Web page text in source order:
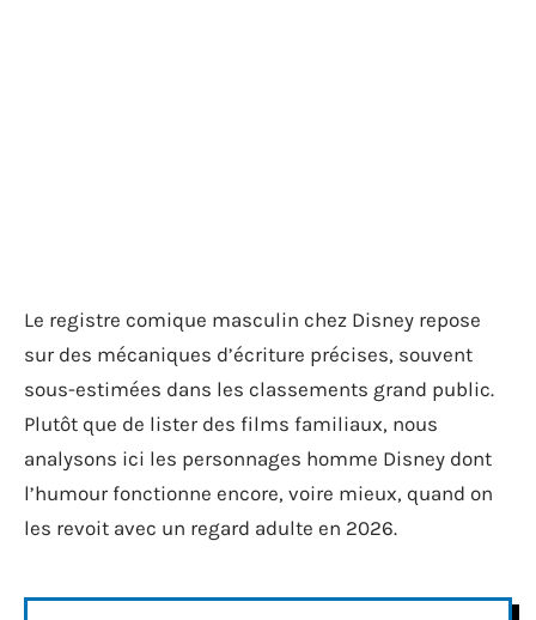
Le registre comique masculin chez Disney repose
sur des mécaniques d’écriture précises, souvent
sous-estimées dans les classements grand public.
Plutôt que de lister des films familiaux, nous
analysons ici les personnages homme Disney dont
l’humour fonctionne encore, voire mieux, quand on
les revoit avec un regard adulte en 2026.